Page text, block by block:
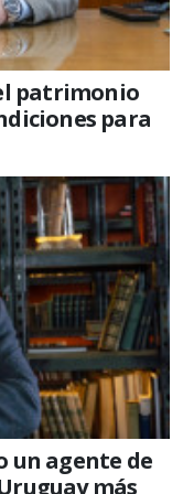
patrimonio
para
un agente de
más